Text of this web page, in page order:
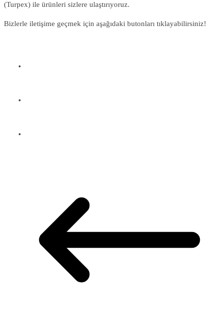
(Turpex) ile ürünleri sizlere ulaştırıyoruz.
Bizlerle iletişime geçmek için aşağıdaki butonları tıklayabilirsiniz!